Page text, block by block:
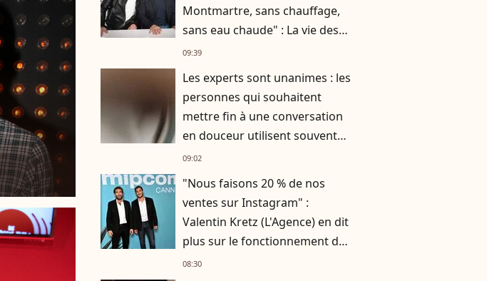
Montmartre, sans chauffage,
sans eau chaude" : La vie des
Chevaliers du Fiel avant le
09:39
Les experts sont unanimes : les
personnes qui souhaitent
mettre fin à une conversation
en douceur utilisent souvent
ces 10 expressions courantes
09:02
"Nous faisons 20 % de nos
ventes sur Instagram" :
Valentin Kretz (L'Agence) en dit
plus sur le fonctionnement du
business familial
08:30